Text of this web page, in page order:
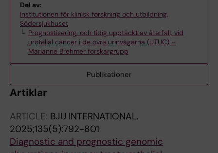
Del av:
Institutionen för klinisk forskning och utbildning,
Södersjukhuset
Prognostisering, och tidig upptäckt av återfall, vid
urotelial cancer i de övre urinvägarna (UTUC) –
Marianne Brehmer forskargrupp
Publikationer
Artiklar
ARTICLE: BJU INTERNATIONAL.
2025;135(5):792-801
Diagnostic and prognostic genomic